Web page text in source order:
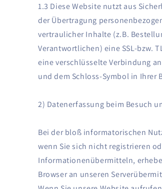
1.3 Diese Website nutzt aus
der Übertragung
vertraulicher Inhalte (z.B.
Verantwortlichen) eine SSL-bzw.
eine verschlüsselte Verbindung
und dem Schloss-Symbol in Ihrer
2) Datenerfassung beim Besuch
Bei der bloß informatorischen
wenn Sie sich nicht registrieren
Informationenübermitteln,
Browser an unseren